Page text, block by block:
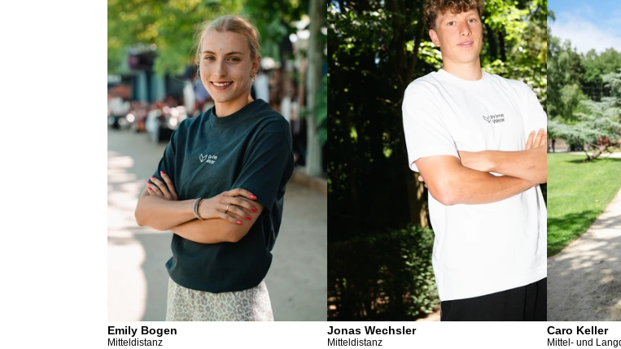
Emily Bogen
Mitteldistanz
Jonas Wechsler
Mitteldistanz
Caro Keller
Mittel- und